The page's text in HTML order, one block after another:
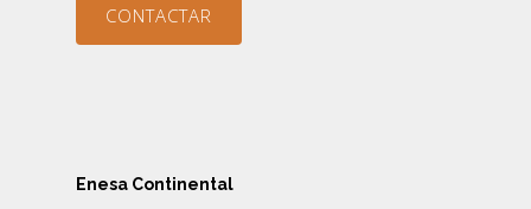
CONTACTAR
Enesa Continental